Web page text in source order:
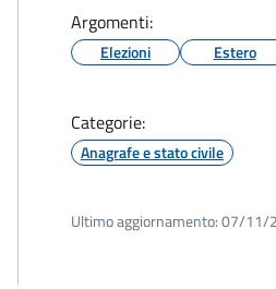
Argomenti:
Elezioni Estero
Categorie:
Anagrafe e stato civile
Ultimo aggiornamento:07/11/